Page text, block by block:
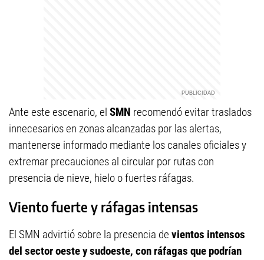
Ante este escenario, el SMN recomendó evitar traslados
innecesarios en zonas alcanzadas por las alertas,
mantenerse informado mediante los canales oficiales y
extremar precauciones al circular por rutas con
presencia de nieve, hielo o fuertes ráfagas.
Viento fuerte y ráfagas intensas
El SMN advirtió sobre la presencia de vientos intensos
del sector oeste y sudoeste, con ráfagas que podrían